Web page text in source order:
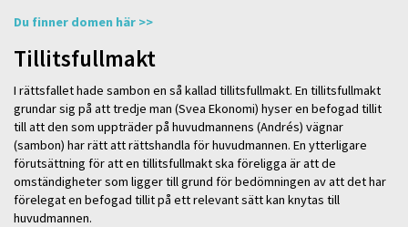
Du finner domen här >>
Tillitsfullmakt
I rättsfallet hade sambon en så kallad tillitsfullmakt. En tillitsfullmakt
grundar sig på att tredje man (Svea Ekonomi) hyser en befogad tillit
till att den som uppträder på huvudmannens (Andrés) vägnar
(sambon) har rätt att rättshandla för huvudmannen. En ytterligare
förutsättning för att en tillitsfullmakt ska föreligga är att de
omständigheter som ligger till grund för bedömningen av att det har
förelegat en befogad tillit på ett relevant sätt kan knytas till
huvudmannen.